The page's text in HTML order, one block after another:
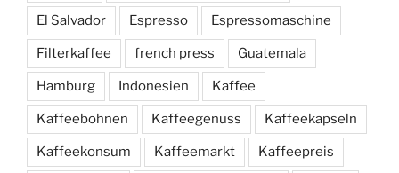
El Salvador Espresso Espressomaschine
Filterkaffee french press Guatemala
Hamburg Indonesien Kaffee
Kaffeebohnen Kaffeegenuss Kaffeekapseln
Kaffeekonsum Kaffeemarkt Kaffeepreis